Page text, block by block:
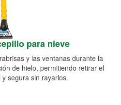
para nieve
y las ventanas durante la
de hielo, permitiendo retirar el
segura sin rayarlos.